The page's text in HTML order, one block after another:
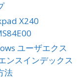
X240
ユーザエクス
ンスインデックス
法